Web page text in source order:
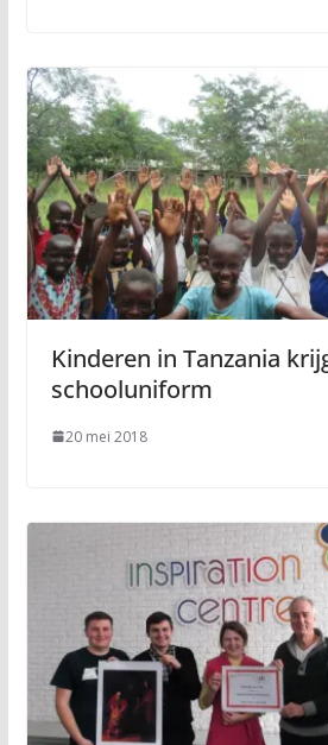
Kinderen in Tanzania
schooluniform
20 mei 2018